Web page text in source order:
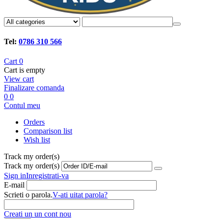
Tel: 0786 310 566
Cart 0
Cart is empty
View cart
Finalizare comanda
0 0
Contul meu
Orders
Comparison list
Wish list
Track my order(s)
Track my order(s)
Sign inInregistrati-va
E-mail
Scrieti o parola.V-ati uitat parola?
Creati un un cont nou